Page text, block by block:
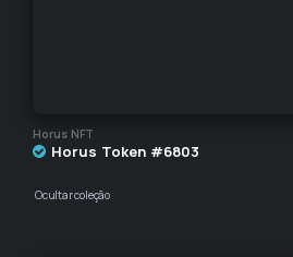
Horus NFT
Horus Token #6803
Ocultar coleção